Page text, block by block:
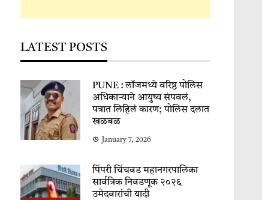
LATEST POSTS
PUNE : लॉजमध्ये वरिष्ठ पोलिस
अधिकाऱ्याने आयुष्य संपवलं,
पत्रात लिहिलं कारण; पोलिस दलात
खळबळ
January 7, 2026
पिंपरी चिंचवड महानगरपालिका
सार्वत्रिक निवडणूक २०२६
उमेदवारांची यादी